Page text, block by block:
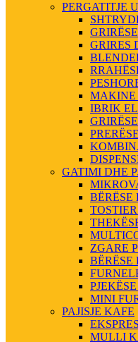
PERGATITJE
GRIRES
IBRIK
GATIMI DHE
BËRËSE
ZGARE
MINI
PAJISJE KAFE
MULLI